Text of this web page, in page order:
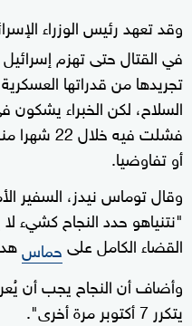
وقد تعهد رئيس الوزراء
في القتال حتى تهزم
تجريدها من قدراتها العسكرية
السلاح، لكن الخبراء
أو تفاوضيا.
وقال توماس نيدز، السفير
"نتنياهو حدد النجاح كشيء
القضاء الكامل علىحماس
وأضاف أن النجاح يجب أن
يتكرر 7 أكتوبر مرة أخرى".